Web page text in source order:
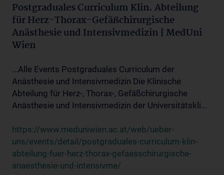
Postgraduales Curriculum Klin. Abteilung
für Herz-Thorax-Gefäßchirurgische
Anästhesie und Intensivmedizin | MedUni
Wien
...Alle Events Postgraduales Curriculum der
Anästhesie und Intensivmedizin Die Klinische
Abteilung für Herz-, Thorax-, Gefäßchirurgische
Anästhesie und Intensivmedizin der Universitätskli...
https://www.meduniwien.ac.at/web/ueber-
uns/events/detail/postgraduales-curriculum-klin-
abteilung-fuer-herz-thorax-gefaesschirurgische-
anaesthesie-und-intensivme/